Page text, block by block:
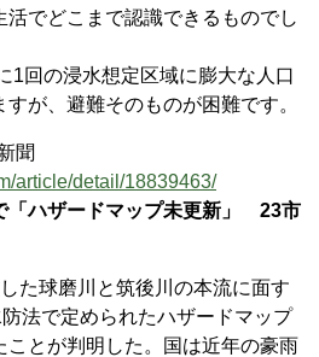
活でどこまで認識できるものでし
回の浸水想定区域に膨大な人口
が、避難そのものが困難です。
聞
article/detail/18839463/
「ハザードマップ未更新」 23市
た球磨川と筑後川の本流に面す
法で定められたハザードマップ
ことが判明した。国は近年の豪雨